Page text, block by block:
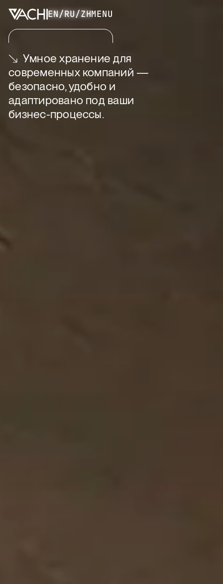
EN/RU/ZHMENU
Умное хранение для
современных компаний —
безопасно, удобно и
адаптировано под ваши
бизнес-процессы.